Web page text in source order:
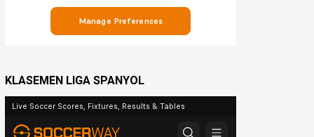
KLASEMEN LIGA SPANYOL